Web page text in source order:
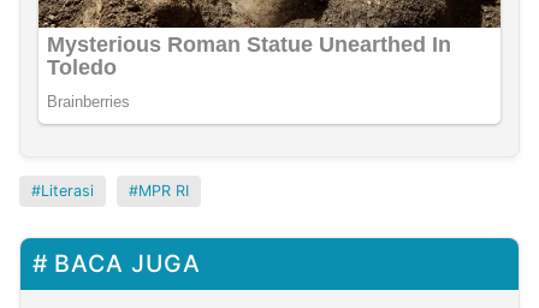
Literasi MPR RI
BACA JUGA